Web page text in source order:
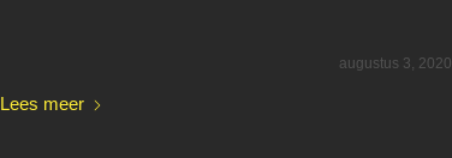
augustus 3, 2020
Lees meer